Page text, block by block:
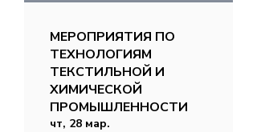
МЕРОПРИЯТИЯ ПО
ТЕХНОЛОГИЯМ
ТЕКСТИЛЬНОЙ И
ХИМИЧЕСКОЙ
ПРОМЫШЛЕННОСТИ
чт, 28 мар.